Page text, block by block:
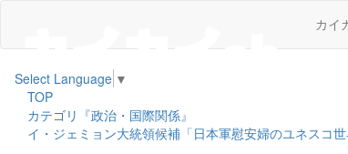
カイ
Select Language ▼
TOP
カテゴリ『政治・国際関係』
イ・ジェミョン大統領候補「日本軍慰安婦のユネスコ世